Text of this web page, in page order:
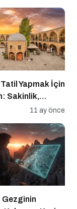
Yapmak İçin
Sakinlik,
ve Keyif Bir11 ay önce
Gezginin